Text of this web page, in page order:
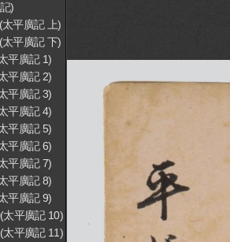
)
平廣記 上)
平廣記 下)
平廣記 1)
平廣記 2)
平廣記 3)
平廣記 4)
平廣記 5)
平廣記 6)
平廣記 7)
平廣記 8)
平廣記 9)
太平廣記 10)
太平廣記 11)